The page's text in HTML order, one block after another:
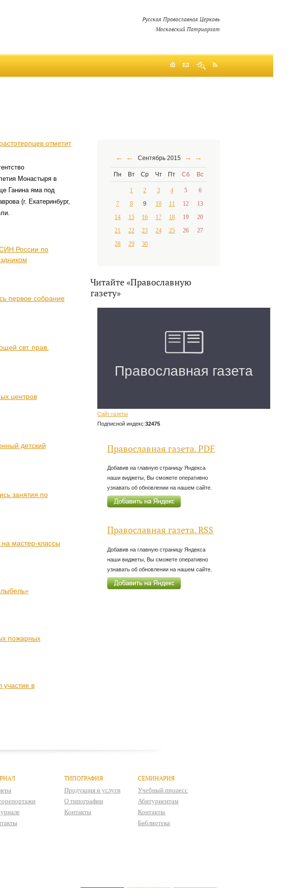
Русская Православная Церковь
Московский Патриархат
отметит
Монастыря в
Ганина яма под
(г. Екатеринбург,
России по
первое собрание
свт. прав.
центров
детский
занятия по
мастер-классы
пожарных
в
← ← Сентябрь 2015 → →
Пн Вт Ср Чт Пт Сб Вс
1 2 3 4 5
6
7
8 9 10 11 12
13
14
15 16 17 18 19
20
21
22 23 24 25 26
27
28
29 30
Читайте «Православную
газету»
Сайт газеты
Подписной индекс:32475
Православная газета. PDF
Добавив на главную страницу Яндекса
наши виджеты, Вы сможете оперативно
узнавать об обновлении на нашем сайте.
Православная газета. RSS
Добавив на главную страницу Яндекса
наши виджеты, Вы сможете оперативно
узнавать об обновлении на нашем сайте.
ТИПОГРАФИЯ
Продукция и услуги
О типографии
Контакты
СЕМИНАРИЯ
Учебный процесс
Абитуриентам
Контакты
Библиотека